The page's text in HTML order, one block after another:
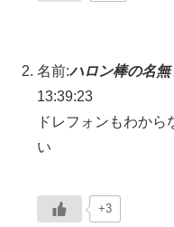
名前:ハロン棒の名無
13:39:23
ドレフォンもわか
い
+3